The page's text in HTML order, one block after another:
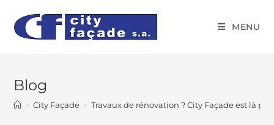
MENU
Blog
> City Façade > Travaux de rénovation ? City Façade est là